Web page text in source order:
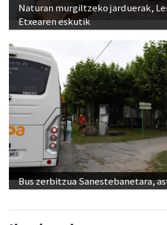
Naturan murgiltzeko jarduerak,
Etxearen eskutik
Bus zerbitzua Sanestebanetara,